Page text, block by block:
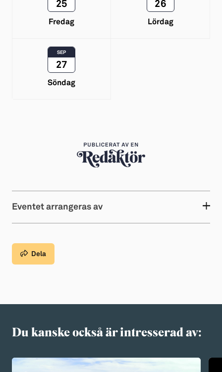
25
Fredag
26
Lördag
SEP
27
Söndag
Eventet arrangeras av
Dela
Du kanske också är intresserad av: